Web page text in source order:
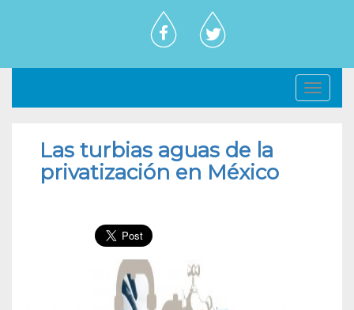
Las turbias aguas de la
privatización en México